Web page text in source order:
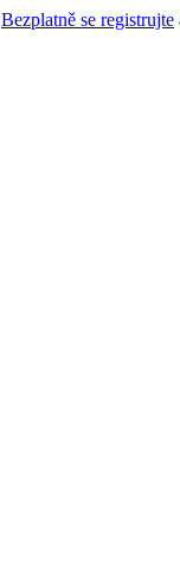
Bezplatně se registrujte